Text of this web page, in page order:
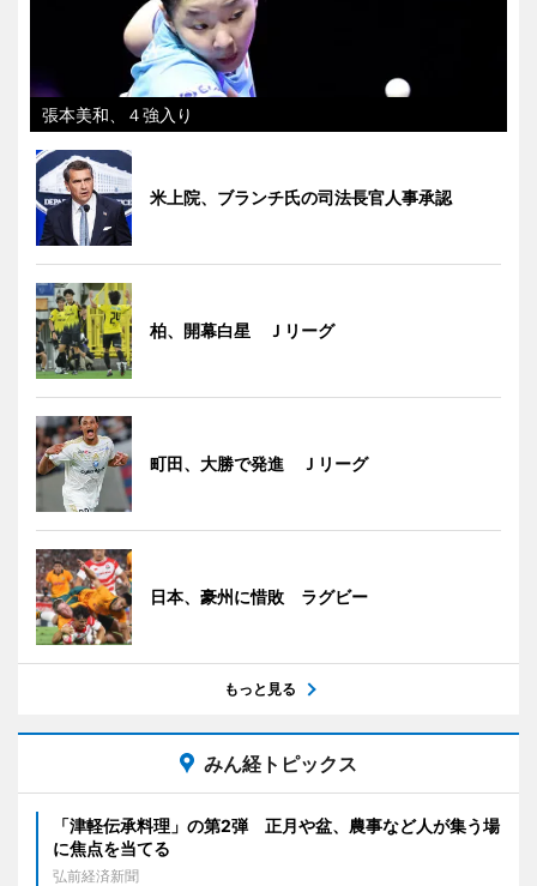
張本美和、４強入り
米上院、ブランチ氏の司法長官人事承認
柏、開幕白星 Ｊリーグ
町田、大勝で発進 Ｊリーグ
日本、豪州に惜敗 ラグビー
もっと見る
みん経トピックス
「津軽伝承料理」の第2弾 正月や盆、農事など人が集う場
に焦点を当てる
弘前経済新聞